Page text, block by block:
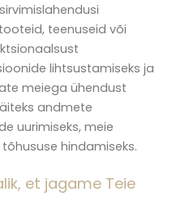
teenuseid või
lihtsustamiseks ja
meiega ühendust
andmete
uurimiseks, meie
hindamiseks.
et jagame Teie